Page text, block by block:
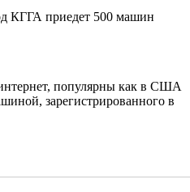
КГГА приедет 500 машин
интернет, популярны как в США
зарегистрированного в